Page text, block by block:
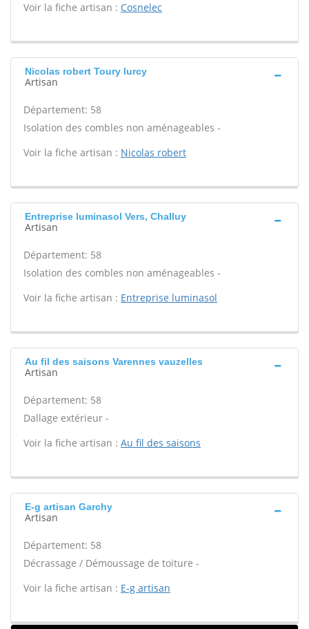
Voir la fiche artisan : Cosnelec
Nicolas robert Toury lurcy
Artisan
Département: 58
Isolation des combles non aménageables -
Voir la fiche artisan : Nicolas robert
Entreprise luminasol Vers, Challuy
Artisan
Département: 58
Isolation des combles non aménageables -
Voir la fiche artisan : Entreprise luminasol
Au fil des saisons Varennes vauzelles
Artisan
Département: 58
Dallage extérieur -
Voir la fiche artisan : Au fil des saisons
E-g artisan Garchy
Artisan
Département: 58
Décrassage / Démoussage de toiture -
Voir la fiche artisan : E-g artisan